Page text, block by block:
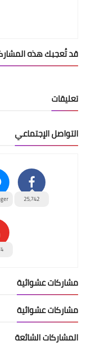
قد تُعجبك هذه
تعليقات
التواصل الإجتماعي
25,742
مشاركات عشوائية
مشاركات عشوائية
المشاركات الشائعة